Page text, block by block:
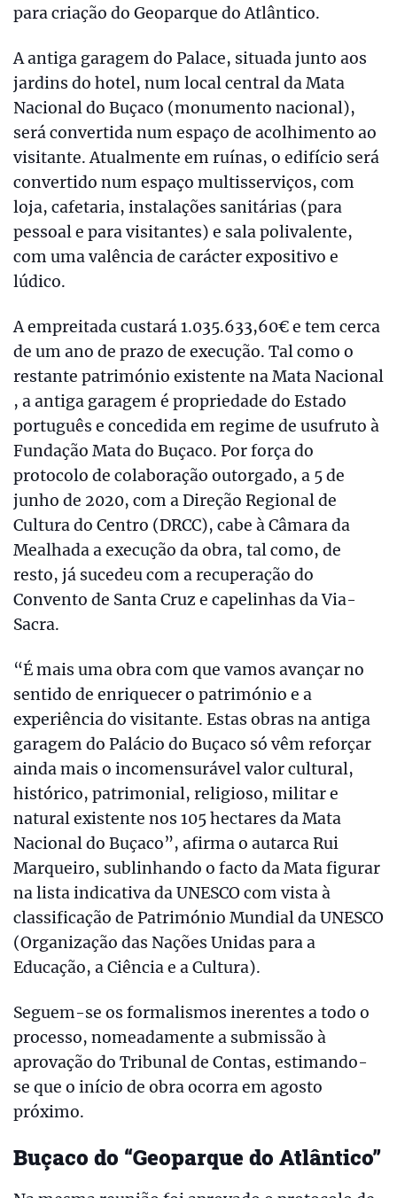
para criação do Geoparque do Atlântico.
A antiga garagem do Palace, situada junto aos
jardins do hotel, num local central da Mata
Nacional do Buçaco (monumento nacional),
será convertida num espaço de acolhimento ao
visitante. Atualmente em ruínas, o edifício será
convertido num espaço multisserviços, com
loja, cafetaria, instalações sanitárias (para
pessoal e para visitantes) e sala polivalente,
com uma valência de carácter expositivo e
lúdico.
A empreitada custará 1.035.633,60€ e tem cerca
de um ano de prazo de execução. Tal como o
restante património existente na Mata Nacional
, a antiga garagem é propriedade do Estado
português e concedida em regime de usufruto à
Fundação Mata do Buçaco. Por força do
protocolo de colaboração outorgado, a 5 de
junho de 2020, com a Direção Regional de
Cultura do Centro (DRCC), cabe à Câmara da
Mealhada a execução da obra, tal como, de
resto, já sucedeu com a recuperação do
Convento de Santa Cruz e capelinhas da Via-
Sacra.
“É mais uma obra com que vamos avançar no
sentido de enriquecer o património e a
experiência do visitante. Estas obras na antiga
garagem do Palácio do Buçaco só vêm reforçar
ainda mais o incomensurável valor cultural,
histórico, patrimonial, religioso, militar e
natural existente nos 105 hectares da Mata
Nacional do Buçaco”, afirma o autarca Rui
Marqueiro, sublinhando o facto da Mata figurar
na lista indicativa da UNESCO com vista à
classificação de Património Mundial da UNESCO
(Organização das Nações Unidas para a
Educação, a Ciência e a Cultura).
Seguem-se os formalismos inerentes a todo o
processo, nomeadamente a submissão à
aprovação do Tribunal de Contas, estimando-
se que o início de obra ocorra em agosto
próximo.
Buçaco do “Geoparque do Atlântico”